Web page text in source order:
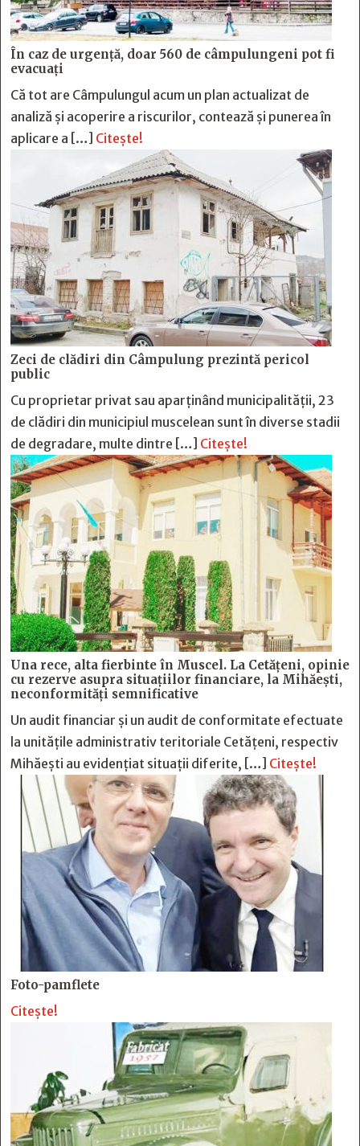
În caz de urgență, doar 560 de câmpulungeni pot fi
evacuați
Că tot are Câmpulungul acum un plan actualizat de
analiză și acoperire a riscurilor, contează și punerea în
aplicare a […] Citește!
Zeci de clădiri din Câmpulung prezintă pericol
public
Cu proprietar privat sau aparținând municipalității, 23
de clădiri din municipiul muscelean sunt în diverse stadii
de degradare, multe dintre […] Citește!
Una rece, alta fierbinte în Muscel. La Cetăţeni, opinie
cu rezerve asupra situaţiilor financiare, la Mihăeşti,
neconformităţi semnificative
Un audit financiar și un audit de conformitate efectuate
la unitățile administrativ teritoriale Cetățeni, respectiv
Mihăești au evidențiat situații diferite, […] Citește!
Foto-pamflete
Citește!